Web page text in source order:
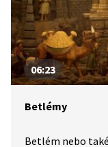
06:23
Betlémy
Betlém nebo